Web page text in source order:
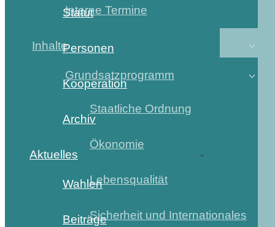
Interne Termine
Inhalte
Grundsatzprogramm
Staatliche Ordnung
Ökonomie
Lebensqualität
Sicherheit und Internationales
Statut
Personen
Kooperation
Archiv
Aktuelles
Wahlen
Beiträge